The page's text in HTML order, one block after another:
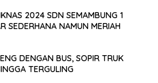
2024 SDN SEMAMBUNG 1
SEDERHANA NAMUN MERIAH
DENGAN BUS, SOPIR TRUK
TERGULING